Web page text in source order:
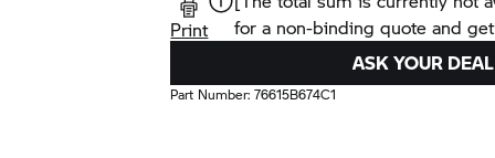
Print
for a non-binding quote and
ASK YOUR
Part Number:76615B674C1